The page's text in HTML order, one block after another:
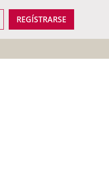
REGÍSTRARSE